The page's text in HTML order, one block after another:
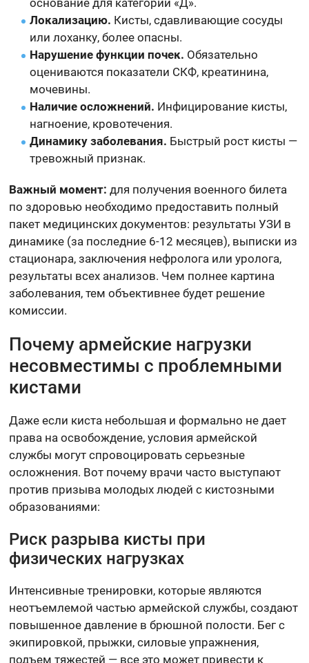
Локализацию. Кисты, сдавливающие сосуды
или лоханку, более опасны.
Нарушение функции почек. Обязательно
оцениваются показатели СКФ, креатинина,
мочевины.
Наличие осложнений. Инфицирование кисты,
нагноение, кровотечения.
Динамику заболевания. Быстрый рост кисты —
тревожный признак.
Важный момент: для получения военного билета
по здоровью необходимо предоставить полный
пакет медицинских документов: результаты УЗИ в
динамике (за последние 6-12 месяцев), выписки из
стационара, заключения нефролога или уролога,
результаты всех анализов. Чем полнее картина
заболевания, тем объективнее будет решение
комиссии.
Почему армейские нагрузки
несовместимы с проблемными
кистами
Даже если киста небольшая и формально не дает
права на освобождение, условия армейской
службы могут спровоцировать серьезные
осложнения. Вот почему врачи часто выступают
против призыва молодых людей с кистозными
образованиями:
Риск разрыва кисты при
физических нагрузках
Интенсивные тренировки, которые являются
неотъемлемой частью армейской службы, создают
повышенное давление в брюшной полости. Бег с
экипировкой, прыжки, силовые упражнения,
подъем тяжестей — все это может привести к